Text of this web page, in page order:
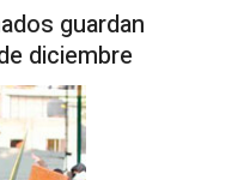
guardan
diciembre